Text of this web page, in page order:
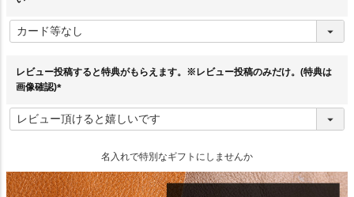
必
須
レビュー投稿すると特典がもらえます。※レビュー投稿のみだけ。(特典は
画像確認)
必
須
名入れで特別なギフトにしませんか